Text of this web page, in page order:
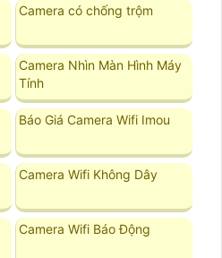
Camera có chống trộm
Camera Nhìn Màn Hình Máy
Tính
Báo Giá Camera Wifi Imou
Camera Wifi Không Dây
Camera Wifi Báo Động